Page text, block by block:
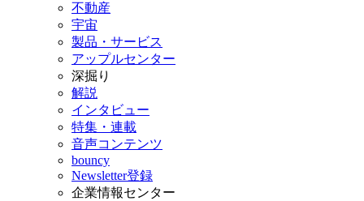
不動産
宇宙
製品・サービス
アップルセンター
深掘り
解説
インタビュー
特集・連載
音声コンテンツ
bouncy
Newsletter登録
企業情報センター